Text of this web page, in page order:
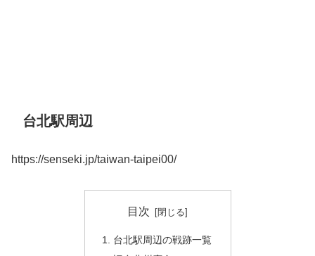
台北駅周辺
https://senseki.jp/taiwan-taipei00/
目次
台北駅周辺の戦跡一覧